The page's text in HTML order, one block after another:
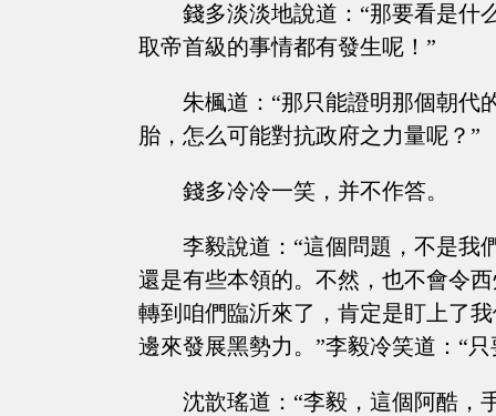
錢多淡淡地說道：“那要看是什
取帝首級的事情都有發生呢！”
朱楓道：“那只能證明那個朝代
胎，怎么可能對抗政府之力量呢？”
錢多冷冷一笑，并不作答。
李毅說道：“這個問題，不是我
還是有些本領的。不然，也不會令
轉到咱們臨沂來了，肯定是盯上了
邊來發展黑勢力。”李毅冷笑道：“
沈歆瑤道：“李毅，這個阿酷，